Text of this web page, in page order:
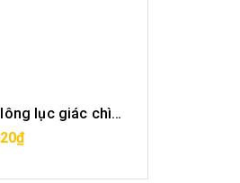
Bu lông lục giác chìm inox 304-M4x12
MUA HÀNG